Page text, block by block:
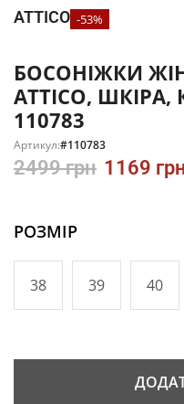
ATTICO -53%
БОСОНІЖКИ
ATTICO,
110783
Артикул:#110783
2499грн 1169
РОЗМІР
38 39 40